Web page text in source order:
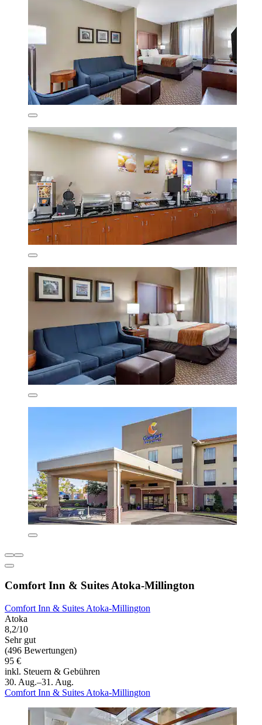
Comfort Inn & Suites Atoka-Millington
Comfort Inn & Suites Atoka-Millington
Atoka
8,2/10
Sehr gut
(496 Bewertungen)
95 €
inkl. Steuern & Gebühren
30. Aug.–31. Aug.
Comfort Inn & Suites Atoka-Millington